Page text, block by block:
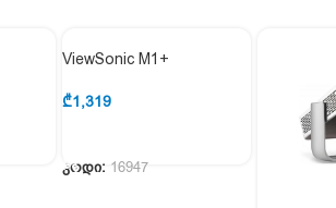
ViewSonic M1+
₾1,319
კოდი: 16947